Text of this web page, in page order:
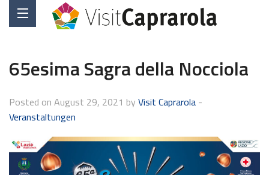
65esima Sagra della Nocciola
Posted on August 29, 2021 by Visit Caprarola -
Veranstaltungen